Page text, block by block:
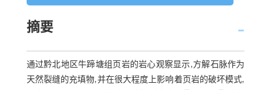
摘要
通过黔北地区牛蹄塘组页岩的岩心观察显示,方解石脉作为
天然裂缝的充填物,并在很大程度上影响着页岩的破坏模式,